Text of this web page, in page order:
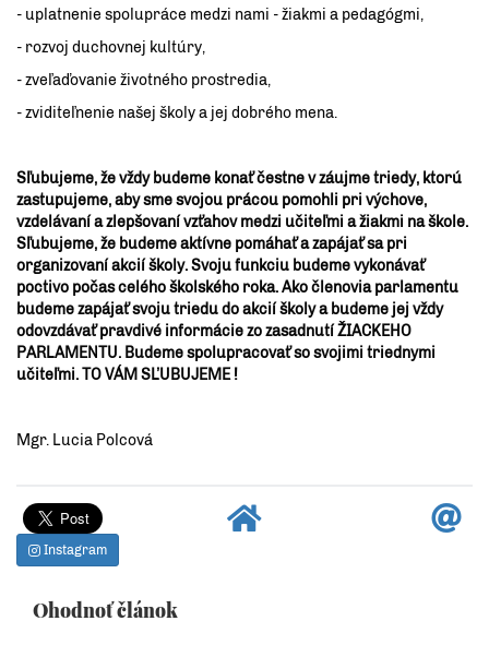
- uplatnenie spolupráce medzi nami - žiakmi a pedagógmi,
- rozvoj duchovnej kultúry,
- zveľaďovanie životného prostredia,
- zviditeľnenie našej školy a jej dobrého mena.
Sľubujeme, že vždy budeme konať čestne v záujme triedy, ktorú
zastupujeme, aby sme svojou prácou pomohli pri výchove,
vzdelávaní a zlepšovaní vzťahov medzi učiteľmi a žiakmi na škole.
Sľubujeme, že budeme aktívne pomáhať a zapájať sa pri
organizovaní akcií školy. Svoju funkciu budeme vykonávať
poctivo počas celého školského roka. Ako členovia parlamentu
budeme zapájať svoju triedu do akcií školy a budeme jej vždy
odovzdávať pravdivé informácie zo zasadnutí ŽIACKEHO
PARLAMENTU. Budeme spolupracovať so svojimi triednymi
učiteľmi. TO VÁM SĽUBUJEME !
Mgr. Lucia Polcová
Instagram
Ohodnoť článok